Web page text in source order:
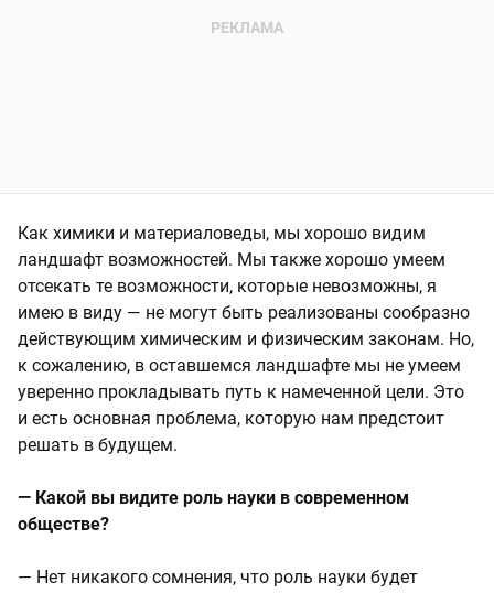
Как химики и материаловеды, мы хорошо видим
ландшафт возможностей. Мы также хорошо умеем
отсекать те возможности, которые невозможны, я
имею в виду — не могут быть реализованы сообразно
действующим химическим и физическим законам. Но,
к сожалению, в оставшемся ландшафте мы не умеем
уверенно прокладывать путь к намеченной цели. Это
и есть основная проблема, которую нам предстоит
решать в будущем.
— Какой вы видите роль науки в современном
обществе?
— Нет никакого сомнения, что роль науки будет